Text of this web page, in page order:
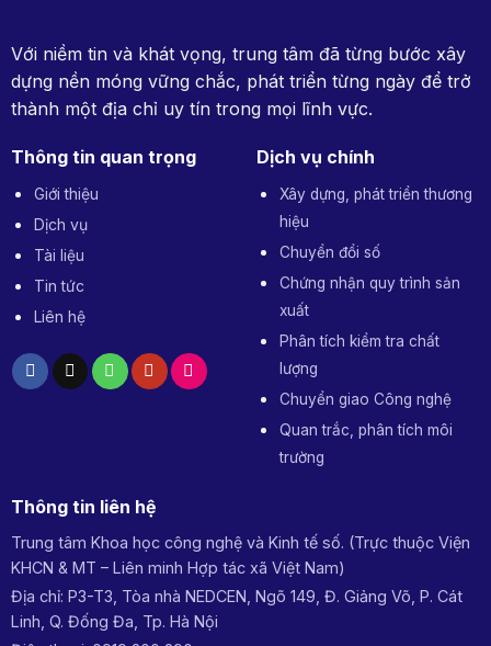
Với niềm tin và khát vọng, trung tâm đã từng bước xây
dựng nền móng vững chắc, phát triển từng ngày để trở
thành một địa chỉ uy tín trong mọi lĩnh vực.
Thông tin quan trọng
Giới thiệu
Dịch vụ
Tài liệu
Tin tức
Liên hệ
Dịch vụ chính
Xây dựng, phát triển thương
hiệu
Chuyển đổi số
Chứng nhận quy trình sản
xuất
Phân tích kiểm tra chất
lượng
Chuyển giao Công nghệ
Quan trắc, phân tích môi
trường
Thông tin liên hệ
Trung tâm Khoa học công nghệ và Kinh tế số. (Trực thuộc Viện
KHCN & MT – Liên minh Hợp tác xã Việt Nam)
Địa chỉ: P3-T3, Tòa nhà NEDCEN, Ngõ 149, Đ. Giảng Võ, P. Cát
Linh, Q. Đống Đa, Tp. Hà Nội